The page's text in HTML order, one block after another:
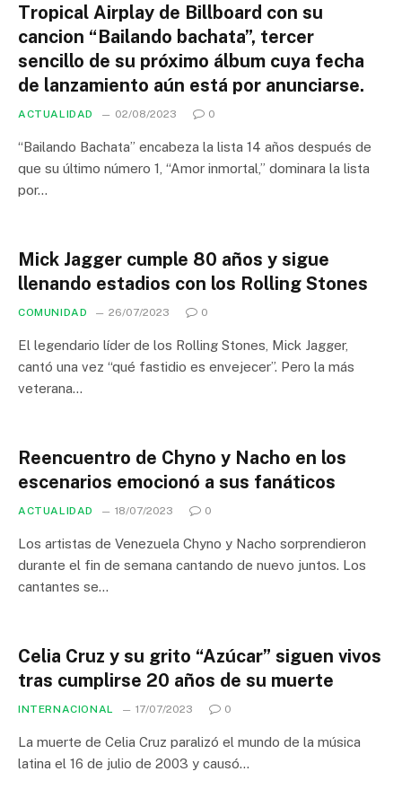
Tropical Airplay de Billboard con su
cancion “Bailando bachata”, tercer
sencillo de su próximo álbum cuya fecha
de lanzamiento aún está por anunciarse.
ACTUALIDAD 02/08/2023 0
“Bailando Bachata” encabeza la lista 14 años después de
que su último número 1, “Amor inmortal,” dominara la lista
por…
Mick Jagger cumple 80 años y sigue
llenando estadios con los Rolling Stones
COMUNIDAD 26/07/2023 0
El legendario líder de los Rolling Stones, Mick Jagger,
cantó una vez “qué fastidio es envejecer”. Pero la más
veterana…
Reencuentro de Chyno y Nacho en los
escenarios emocionó a sus fanáticos
ACTUALIDAD 18/07/2023 0
Los artistas de Venezuela Chyno y Nacho sorprendieron
durante el fin de semana cantando de nuevo juntos. Los
cantantes se…
Celia Cruz y su grito “Azúcar” siguen vivos
tras cumplirse 20 años de su muerte
INTERNACIONAL 17/07/2023 0
La muerte de Celia Cruz paralizó el mundo de la música
latina el 16 de julio de 2003 y causó…